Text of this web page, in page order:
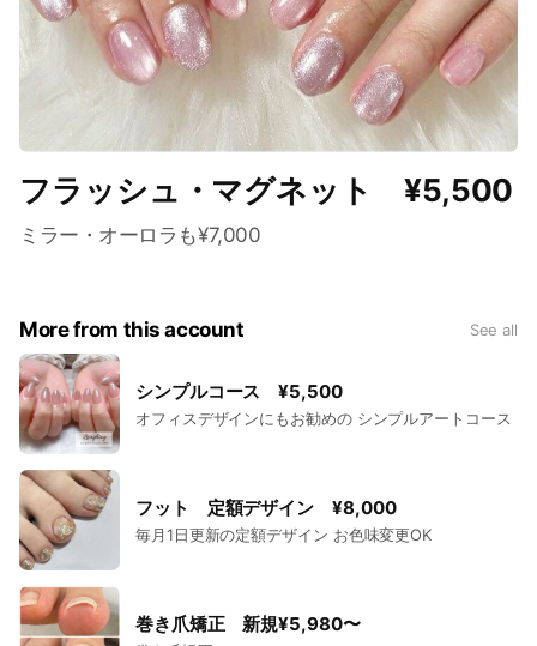
フラッシュ・マグネット ¥5,500
ミラー・オーロラも¥7,000
More from this account See all
シンプルコース ¥5,500
オフィスデザインにもお勧めの シンプルアートコース
フット 定額デザイン ¥8,000
毎月1日更新の定額デザイン お色味変更OK
巻き爪矯正 新規¥5,980〜